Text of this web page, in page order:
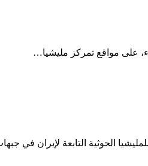
على مواقع تمركز مليشيا…
الحوثية التابعة لإيران في